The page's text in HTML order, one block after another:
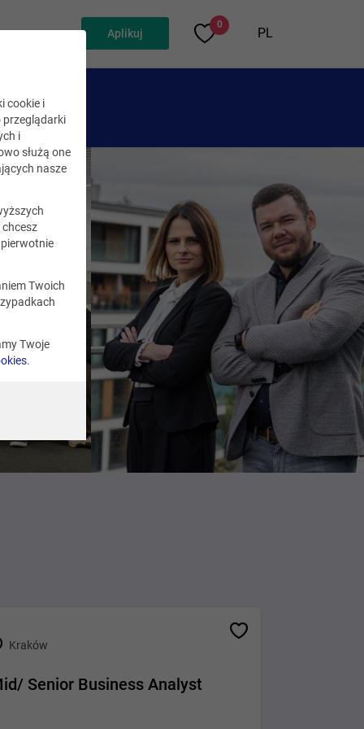
Aplikuj
0
PL
Kraków
Senior Business Analyst
cookie i
przeglądarki
i
służą one
nasze
chcesz
Twoich
Twoje
.